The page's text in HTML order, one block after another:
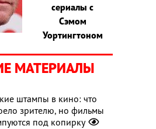
сериалы с
Сэмом
Уортингтоном
МАТЕРИАЛЫ
штампы в кино: что
зрителю, но фильмы
под копирку